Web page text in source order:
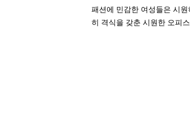
패션에 민감한 여성들은 시
히 격식을 갖춘 시원한 오피